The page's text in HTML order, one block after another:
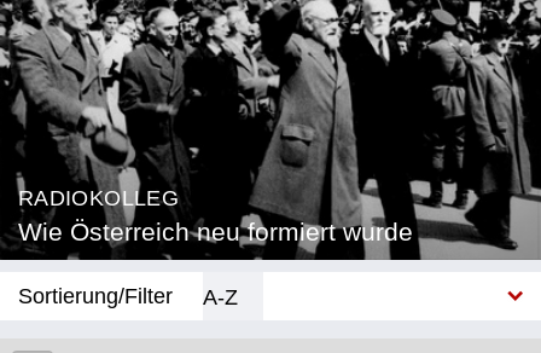
RADIOKOLLEG
Wie Österreich neu formiert wurde
Sortierung/Filter
A-Z